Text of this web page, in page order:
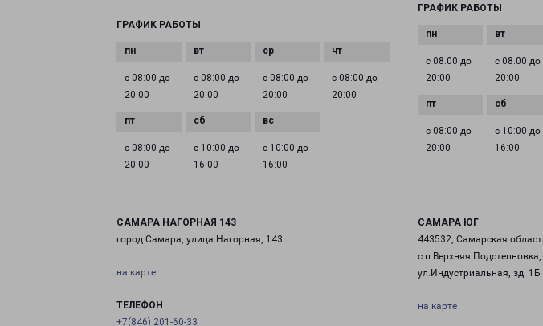
ГРАФИК РАБОТЫ
с 08:00 до
20:00
с 08:00 до
20:00
с 08:00 до
20:00
с 08:00 до
20:00
с 08:00 до
20:00
с 10:00 до
16:00
с 10:00 до
16:00
ГРАФИК РАБОТЫ
с 08:00 до
20:00
с 08:00 до
20:00
с 08:00 до
20:00
с 10:00 до
16:00
САМАРА НАГОРНАЯ 143
город Самара, улица Нагорная, 143
на карте
ТЕЛЕФОН
+7(846) 201-60-33
САМАРА ЮГ
443532, Самарская
с.п.Верхняя
ул.Индустриальная, зд. 1Б
на карте